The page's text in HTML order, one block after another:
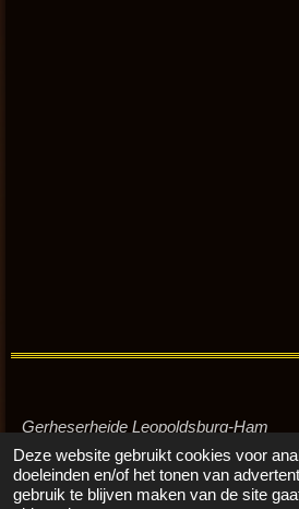
Deze website gebruikt cookies voor
doeleinden en/of het tonen van
gebruik te blijven maken van de site
Gerheserheide Leopoldsburg-Ham